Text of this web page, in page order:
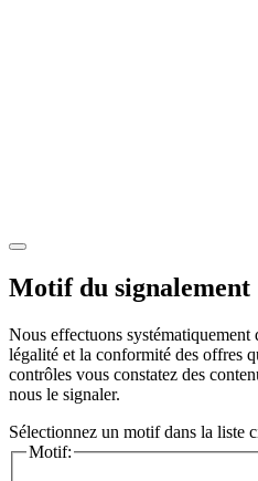
Motif du signalement
Nous effectuons
légalité et la conformité des offres
contrôles vous constatez des
nous le signaler.
Sélectionnez un motif dans la liste
Motif: